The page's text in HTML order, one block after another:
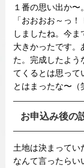
１番の思い出か〜
「おおおお～っ
しましたね。今
大きかったです。
た。完成したよう
てくるとは思って
とはまったな〜（
お申込み後の
土地は決まってい
なんて言ったらい